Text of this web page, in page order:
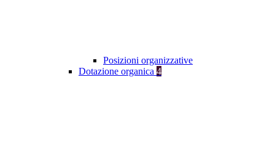
Posizioni organizzative
Dotazione organica 4